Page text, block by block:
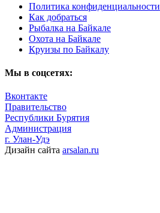
Политика конфиденциальности
Как добраться
Рыбалка на Байкале
Охота на Байкале
Круизы по Байкалу
Мы в соцсетях:
Вконтакте
Правительство
Республики Бурятия
Администрация
г. Улан-Удэ
Дизайн сайта arsalan.ru